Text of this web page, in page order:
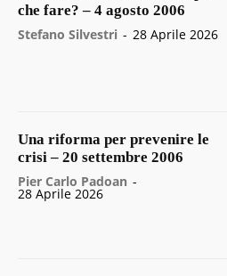
che fare? – 4 agosto 2006
Stefano Silvestri - 28 Aprile 2026
Una riforma per prevenire le
crisi – 20 settembre 2006
Pier Carlo Padoan -
28 Aprile 2026